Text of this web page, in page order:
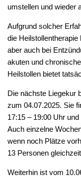
umstellen und wieder
Aufgrund solcher
die
aber auch bei
akuten und
Heilstollen bietet
Die nächste Liegekur
zum 04.07.2025. Sie
17:15 – 19:00 Uhr
Auch einzelne
wenn noch Plätze
13 Personen
Weiterhin ist vom